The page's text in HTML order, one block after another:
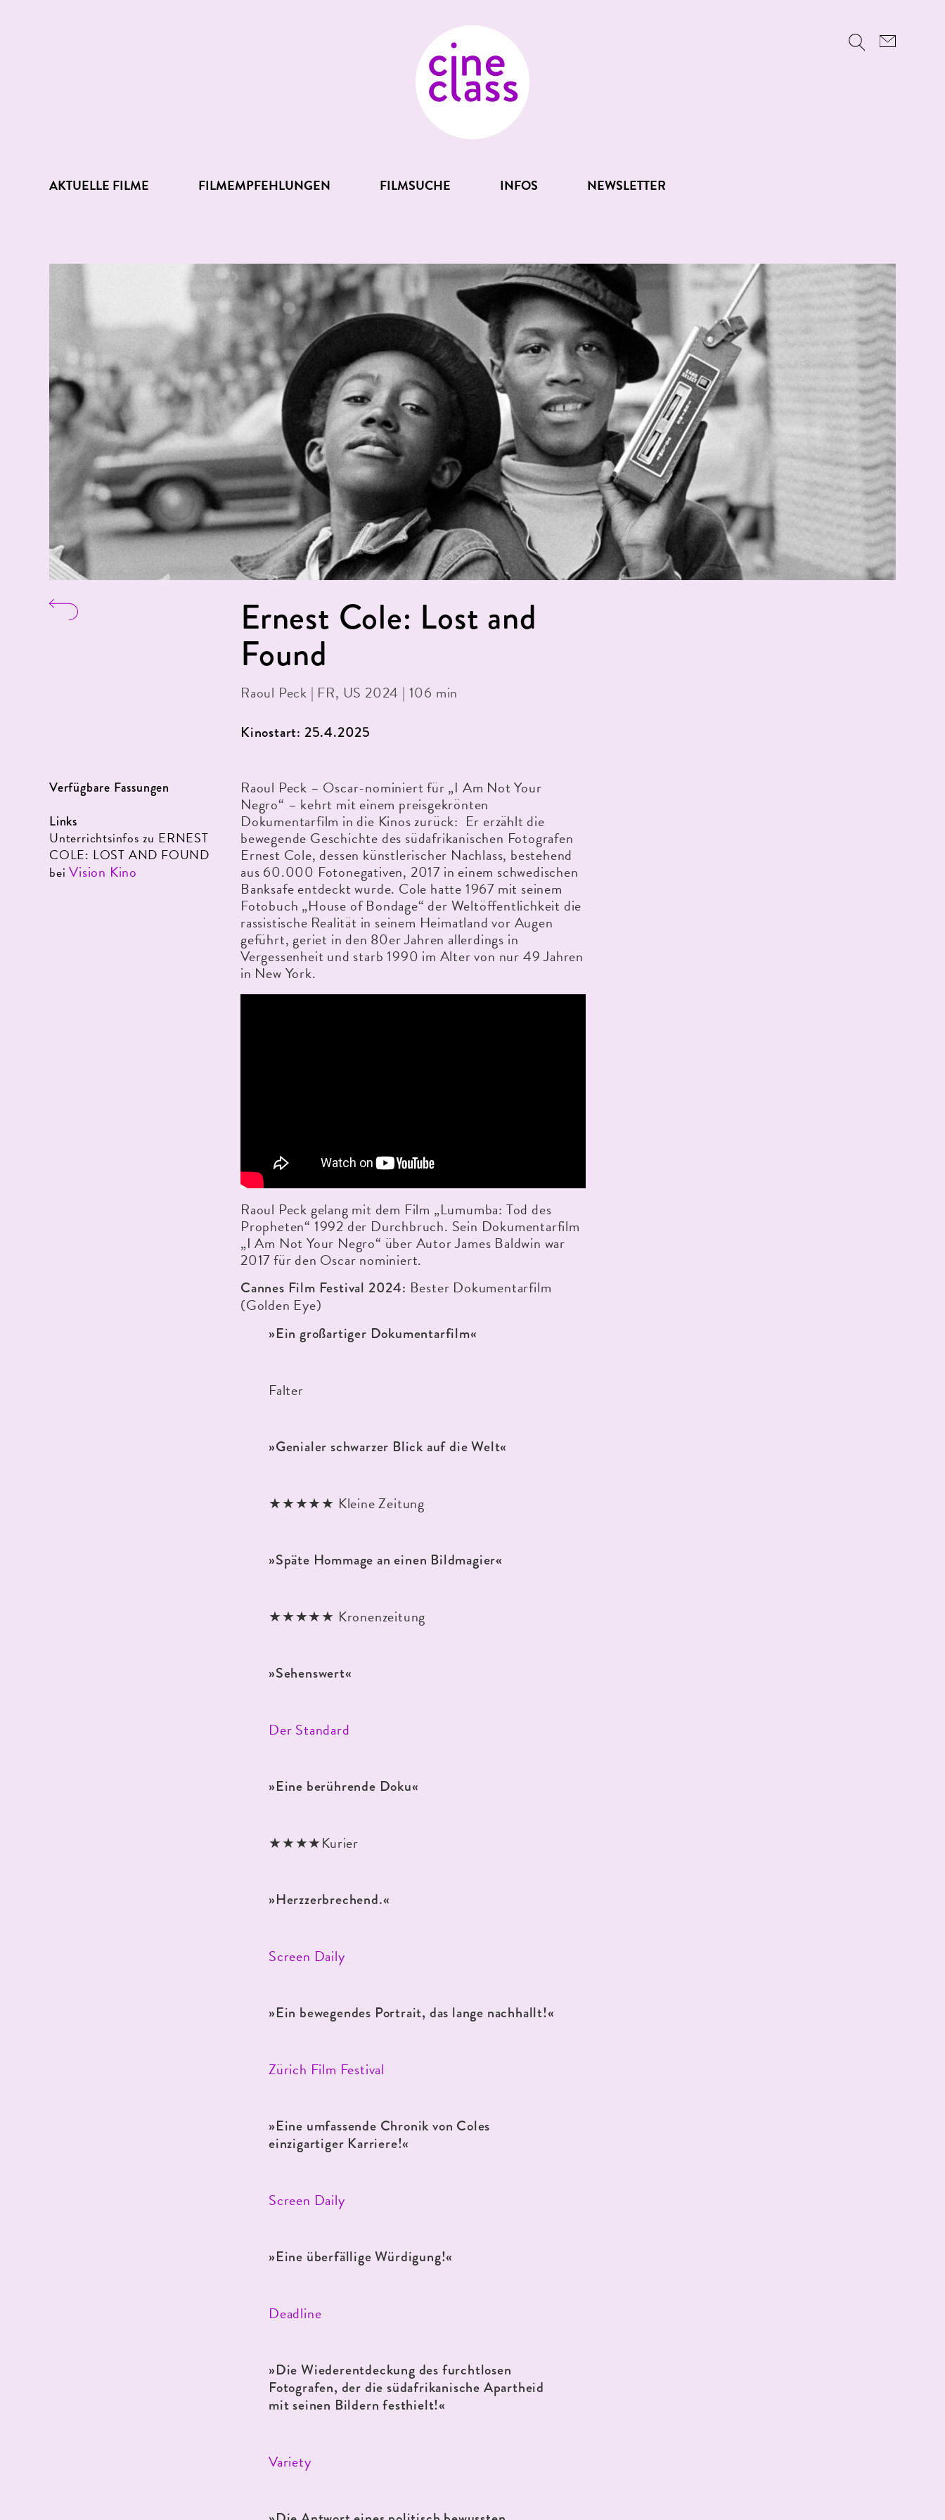
AKTUELLE FILME FILMEMPFEHLUNGEN FILMSUCHE INFOS NEWSLETTER
Ernest Cole: Lost and
Found
Raoul Peck | FR, US 2024 | 106 min
Kinostart: 25.4.2025
Verfügbare Fassungen
Links
Unterrichtsinfos zu ERNEST
COLE: LOST AND FOUND
beiVision Kino
Raoul Peck – Oscar-nominiert für „I Am Not Your
Negro“ – kehrt mit einem preisgekrönten
Dokumentarfilm in die Kinos zurück: Er erzählt die
bewegende Geschichte des südafrikanischen Fotografen
Ernest Cole, dessen künstlerischer Nachlass, bestehend
aus 60.000 Fotonegativen, 2017 in einem schwedischen
Banksafe entdeckt wurde. Cole hatte 1967 mit seinem
Fotobuch „House of Bondage“ der Weltöffentlichkeit die
rassistische Realität in seinem Heimatland vor Augen
geführt, geriet in den 80er Jahren allerdings in
Vergessenheit und starb 1990 im Alter von nur 49 Jahren
in New York.
Raoul Peck gelang mit dem Film „Lumumba: Tod des
Propheten“ 1992 der Durchbruch. Sein Dokumentarfilm
„I Am Not Your Negro“ über Autor James Baldwin war
2017 für den Oscar nominiert.
Cannes Film Festival 2024: Bester Dokumentarfilm
(Golden Eye)
»Ein großartiger Dokumentarfilm«
Falter
»Genialer schwarzer Blick auf die Welt«
★★★★★ Kleine Zeitung
»Späte Hommage an einen Bildmagier«
★★★★★ Kronenzeitung
»Sehenswert«
Der Standard
»Eine berührende Doku«
★★★★Kurier
»Herzzerbrechend.«
Screen Daily
»Ein bewegendes Portrait, das lange nachhallt!«
Zürich Film Festival
»Eine umfassende Chronik von Coles
einzigartiger Karriere!«
Screen Daily
»Eine überfällige Würdigung!«
Deadline
»Die Wiederentdeckung des furchtlosen
Fotografen, der die südafrikanische Apartheid
mit seinen Bildern festhielt!«
Variety